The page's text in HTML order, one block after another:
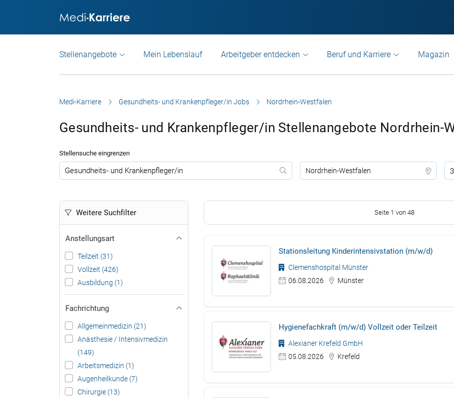
Stellenangebote Mein Lebenslauf Arbeitgeber entdecken Beruf und Karriere Magazin
Medi-Karriere Gesundheits- und Krankenpfleger/in Jobs Nordrhein-Westfalen
Gesundheits- und Krankenpfleger/in Stellenangebote Nordrhein-
Stellensuche eingrenzen
Weitere Suchfilter
Anstellungsart
Teilzeit (31)
Vollzeit (426)
Ausbildung (1)
Fachrichtung
Allgemeinmedizin (21)
Anästhesie / Intensivmedizin
(149)
Arbeitsmedizin (1)
Augenheilkunde (7)
Chirurgie (13)
Seite 1 von 48
Stationsleitung Kinderintensivstation (m/w/d)
Clemenshospital Münster
06.08.2026
Münster
Hygienefachkraft (m/w/d) Vollzeit oder Teilzeit
Alexianer Krefeld GmbH
05.08.2026
Krefeld